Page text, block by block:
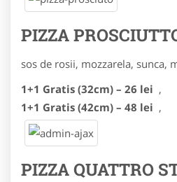
PIZZA
sos de rosii, mozzarela, sunca,
1+1 Gratis (32cm) – 26 lei ,
1+1 Gratis (42cm) – 48 lei ,
PIZZA QUATTRO